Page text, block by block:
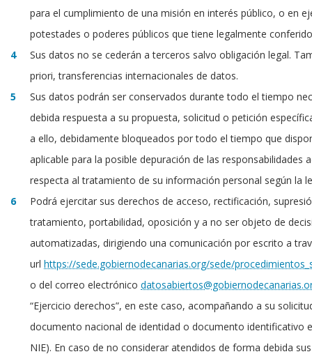
para el cumplimiento de una misión en interés público, o en
potestades o poderes públicos que tiene legalmente
Sus datos no se cederán a terceros salvo obligación legal.
priori, transferencias internacionales de datos.
Sus datos podrán ser conservados durante todo el tiempo
debida respuesta a su propuesta, solicitud o petición
a ello, debidamente bloqueados por todo el tiempo que
aplicable para la posible depuración de las responsabilidades
respecta al tratamiento de su información personal según la
Podrá ejercitar sus derechos de acceso, rectificación,
tratamiento, portabilidad, oposición y a no ser objeto de
automatizadas, dirigiendo una comunicación por escrito a
url https://sede.gobiernodecanarias.org/sede/
o del correo electrónico
“Ejercicio derechos”, en este caso, acompañando a su
documento nacional de identidad o documento identificativo
NIE). En caso de no considerar atendidos de forma debida